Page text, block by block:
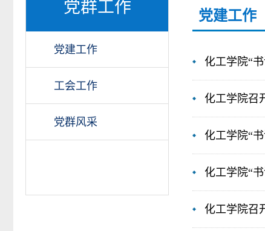
党群工作
党建工作
工会工作
党群风采
党建工作
化工学院“
化工学院召
化工学院“
化工学院“
化工学院召